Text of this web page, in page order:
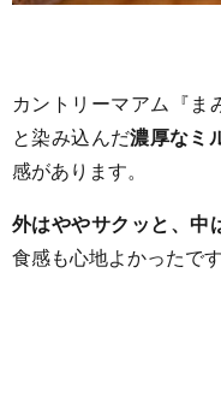
カントリーマアム『ま
と染み込んだ濃厚なミ
感があります。
外はややサクッと、中
食感も心地よかったです